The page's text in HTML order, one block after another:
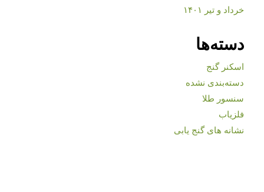
خرداد و تیر ۱۴۰۱
دسته‌ها
اسکنر گنج
دسته‌بندی نشده
سنسور طلا
فلزیاب
نشانه های گنج یابی